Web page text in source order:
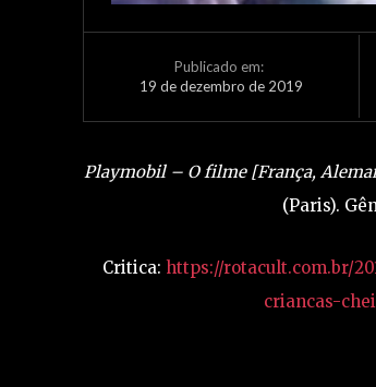
Publicado em:
19 de dezembro de 2019
Playmobil – O filme [França,
(Paris).
Critica: https://rotacult.com.br/
criancas-